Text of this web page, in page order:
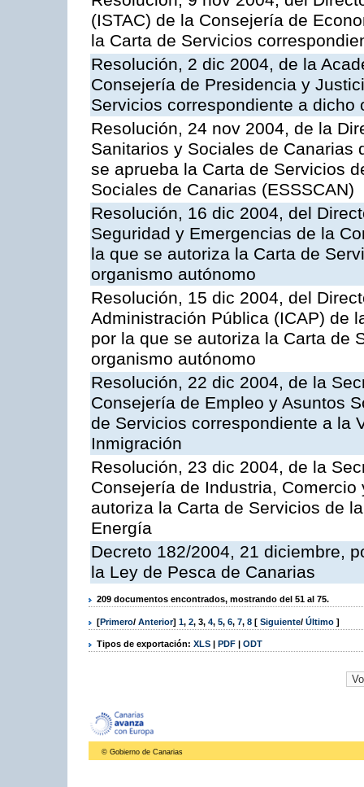
(ISTAC) de la Consejería de
la Carta de Servicios
Resolución, 2 dic 2004, de la
Consejería de Presidencia y
Servicios correspondiente a dicho
Resolución, 24 nov 2004, de la
Sanitarios y Sociales de Canarias
se aprueba la Carta de Servicios
Sociales de Canarias (ESSSCAN)
Resolución, 16 dic 2004, del
Seguridad y Emergencias de la
la que se autoriza la Carta de
organismo autónomo
Resolución, 15 dic 2004, del
Administración Pública (ICAP) de
por la que se autoriza la Carta de
organismo autónomo
Resolución, 22 dic 2004, de la
Consejería de Empleo y Asuntos
de Servicios correspondiente a la
Inmigración
Resolución, 23 dic 2004, de la
Consejería de Industria,
autoriza la Carta de Servicios de
Energía
Decreto 182/2004, 21 diciembre,
la Ley de Pesca de Canarias
209 documentos encontrados, mostrando del 51 al 75.
[Primero/ Anterior] 1, 2, 3, 4, 5, 6, 7, 8 [ Siguiente/ Último ]
Tipos de exportación: XLS | PDF | ODT
© Gobierno de Canarias